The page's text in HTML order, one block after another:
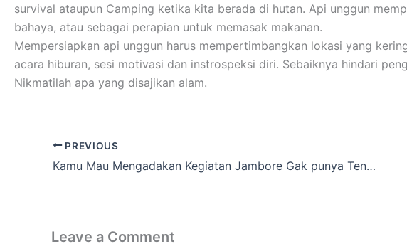
survival ataupun Camping ketika kita berada di hutan. Api unggun
bahaya, atau sebagai perapian untuk memasak makanan.
Mempersiapkan api unggun harus mempertimbangkan lokasi yang
acara hiburan, sesi motivasi dan instrospeksi diri. Sebaiknya hindari
Nikmatilah apa yang disajikan alam.
PREVIOUS
Kamu Mau Mengadakan Kegiatan Jambore Gak punya Tenda CampingTenda Dome Welirang dan Megaphone, ke toko Kami Terlengkap
Leave a Comment